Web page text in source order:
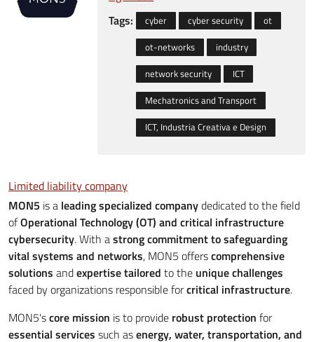
Tags:
cyber cyber security
ot
ot-networks
industry
network security
ICT
Mechatronics and Transport
ICT, Industria Creativa e Design
Limited liability company
MON5 is a leading specialized companydedicated to the field
ofOperational Technology (OT) and critical infrastructure
cybersecurity. With astrong commitment to safeguarding
vital systems and networks, MON5 offerscomprehensive
solutions andexpertise tailored to the unique challenges
faced by organizations responsible forcritical infrastructure.
MON5'score mission is to provide robust protection for
essential services such asenergy, water, transportation, and